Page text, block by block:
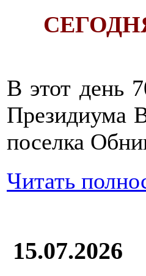
В этот день
Президиума
поселка
Читать
15.07.2026